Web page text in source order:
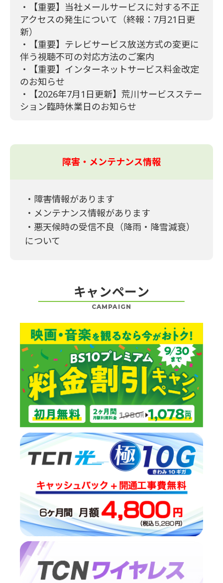
・
【重要】当社メールサービスに対する不正
アクセスの発生について（終報：7月21日更
新）
・
【重要】テレビサービス放送方式の変更に
伴う視聴不可の対応方法のご案内
・
【重要】インターネットサービス料金改定
のお知らせ
・
【2026年7月1日更新】荒川サービスステー
ション臨時休業日のお知らせ
障害・メンテナンス情報
・ 障害情報があります
・ メンテナンス情報があります
・悪天候時の受信不良（降雨・降雪減衰）
について
キャンペーン
CAMPAIGN